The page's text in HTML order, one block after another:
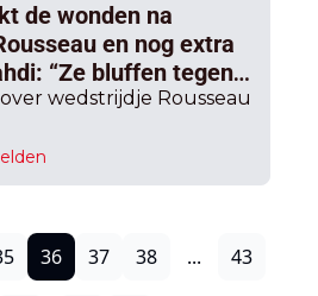
de wonden na
en nog extra
“Ze bluffen tegen
wél nog een poging
wedstrijdje Rousseau
36 37 38 ... 43